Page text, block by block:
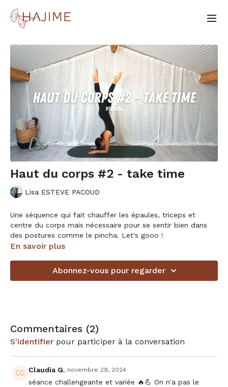
Haut du corps #2 - take time
Lisa ESTEVE PACOUD
Une séquence qui fait chauffer les épaules, triceps et
centre du corps mais nécessaire pour se sentir bien dans
des postures comme le pincha. Let's gooo !
Choisis ta playlist sur notre compte Spotify:
En savoir plus
Abonnez-vous pour regarder
Commentaires (2)
S'identifier pour participer à la conversation
Claudia G. novembre 29, 2024
séance challengeante et variée 🔥💪 On n'a pas le